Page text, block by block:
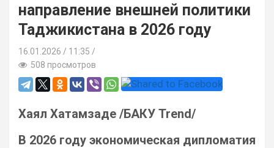
направление внешней политики
Таджикистана в 2026 году
16.01.2026
11:35 /
508 просмотров
Хаял Хатамзаде /БАКУ Trend/
В 2026 году экономическая дипломатия